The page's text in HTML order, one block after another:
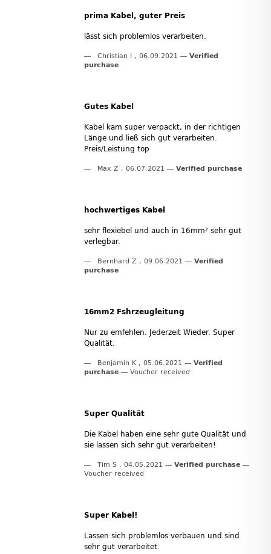
prima Kabel, guter Preis
lässt sich problemlos verarbeiten.
Christian I , 06.09.2021
Verified
purchase
Gutes Kabel
Kabel kam super verpackt, in der richtigen
Länge und ließ sich gut verarbeiten.
Preis/Leistung top
Max Z , 06.07.2021 Verified purchase
hochwertiges Kabel
sehr flexiebel und auch in 16mm² sehr gut
verlegbar.
Bernhard Z , 09.06.2021
Verified
purchase
16mm2 Fshrzeugleitung
Nur zu emfehlen. Jederzeit Wieder. Super
Qualität.
Benjamin K , 05.06.2021
Verified
purchase
Voucher received
Super Qualität
Die Kabel haben eine sehr gute Qualität und
sie lassen sich sehr gut verarbeiten!
Tim S , 04.05.2021
Verified purchase
Voucher received
Super Kabel!
Lassen sich problemlos verbauen und sind
sehr gut verarbeitet.